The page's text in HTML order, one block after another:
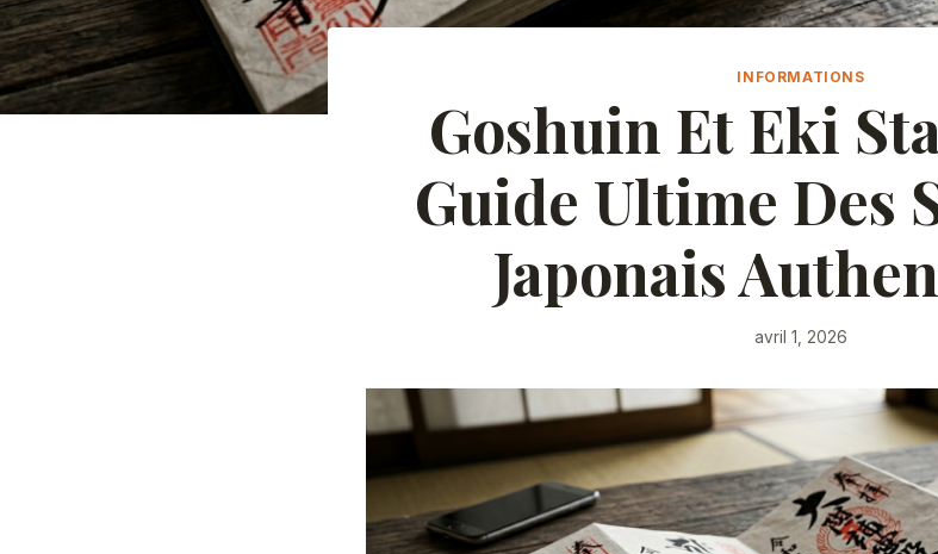
INFORMATIONS
Goshuin Et Eki
Guide Ultime Des
Japonais
avril 1, 2026